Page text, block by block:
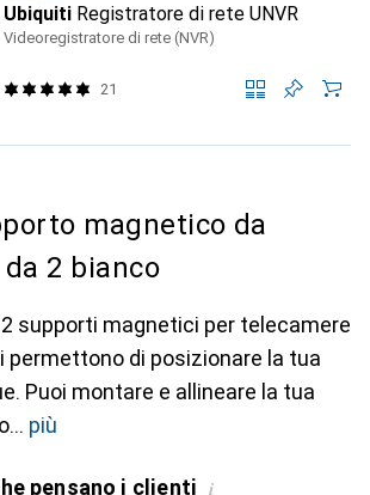
Ubiquiti Registratore di rete UNVR
Videoregistratore di rete (NVR)
21
magnetico da
2 bianco
supporti magnetici per telecamere
permettono di posizionare la tua
Puoi montare e allineare la tua
più
pensano i clienti i